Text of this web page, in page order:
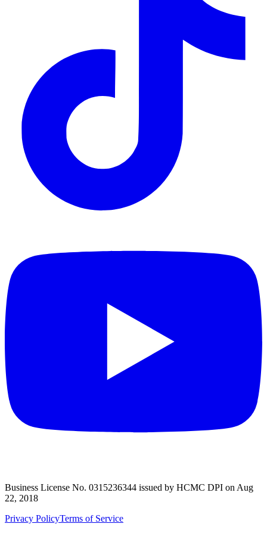
Business License No. 0315236344 issued by HCMC DPI on Aug
22, 2018
Privacy PolicyTerms of Service